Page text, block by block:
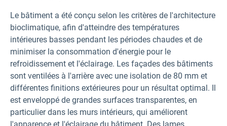
Le bâtiment a été conçu selon les critères de l'architecture
bioclimatique, afin d'atteindre des températures
intérieures basses pendant les périodes chaudes et de
minimiser la consommation d'énergie pour le
refroidissement et l'éclairage. Les façades des bâtiments
sont ventilées à l'arrière avec une isolation de 80 mm et
différentes finitions extérieures pour un résultat optimal. Il
est enveloppé de grandes surfaces transparentes, en
particulier dans les murs intérieurs, qui améliorent